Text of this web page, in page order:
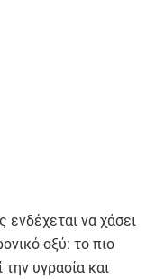
να χάσει
οξύ: το πιο
υγρασία και